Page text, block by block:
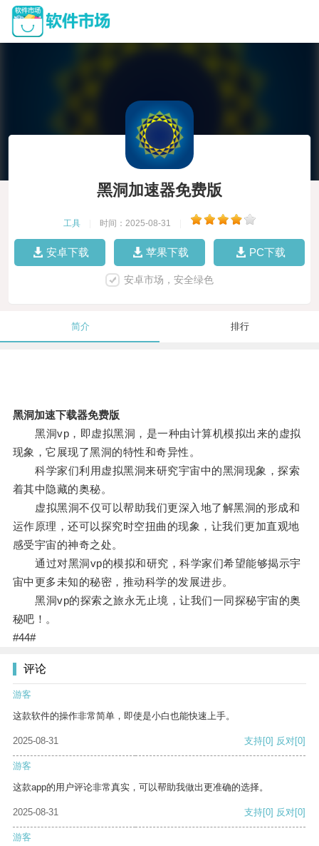
黑洞加速器免费版
工具 时间：2025-08-31
安卓下载 苹果下载 PC下载
安卓市场，安全绿色
简介 排行
黑洞加速下载器免费版
黑洞vp，即虚拟黑洞，是一种由计算机模拟出来的虚拟
现象，它展现了黑洞的特性和奇异性。
科学家们利用虚拟黑洞来研究宇宙中的黑洞现象，探索
着其中隐藏的奥秘。
虚拟黑洞不仅可以帮助我们更深入地了解黑洞的形成和
运作原理，还可以探究时空扭曲的现象，让我们更加直观地
感受宇宙的神奇之处。
通过对黑洞vp的模拟和研究，科学家们希望能够揭示宇
宙中更多未知的秘密，推动科学的发展进步。
黑洞vp的探索之旅永无止境，让我们一同探秘宇宙的奥
秘吧！。
#44#
评论
游客
这款软件的操作非常简单，即使是小白也能快速上手。
2025-08-31 支持[0] 反对[0]
游客
这款app的用户评论非常真实，可以帮助我做出更准确的选择。
2025-08-31 支持[0] 反对[0]
游客